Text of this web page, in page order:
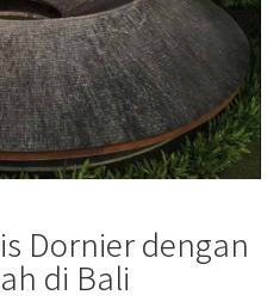
Dornier dengan
di Bali